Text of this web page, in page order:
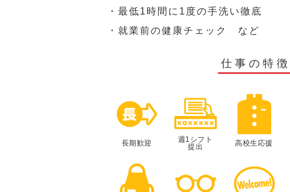
・最低1時間に1度の手洗い徹底
・就業前の健康チェック など
仕事の特徴
長期歓迎
週1シフト
提出
高校生応援